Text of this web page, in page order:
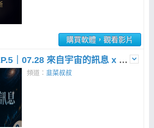
購買軟體，觀看影片
韭菜畢業班 EP.5｜07.28 來自宇宙的訊息 x 語音直播
頻道： 韭菜叔叔